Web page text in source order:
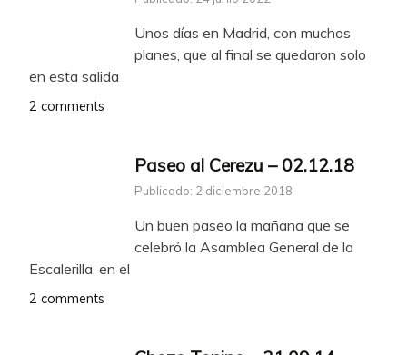
Unos días en Madrid, con muchos
planes, que al final se quedaron solo
en esta salida
2 comments
Paseo al Cerezu – 02.12.18
Publicado: 2 diciembre 2018
Un buen paseo la mañana que se
celebró la Asamblea General de la
Escalerilla, en el
2 comments